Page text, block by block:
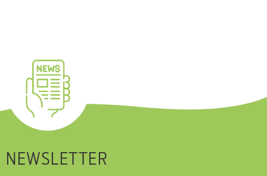
NEWSLETTER